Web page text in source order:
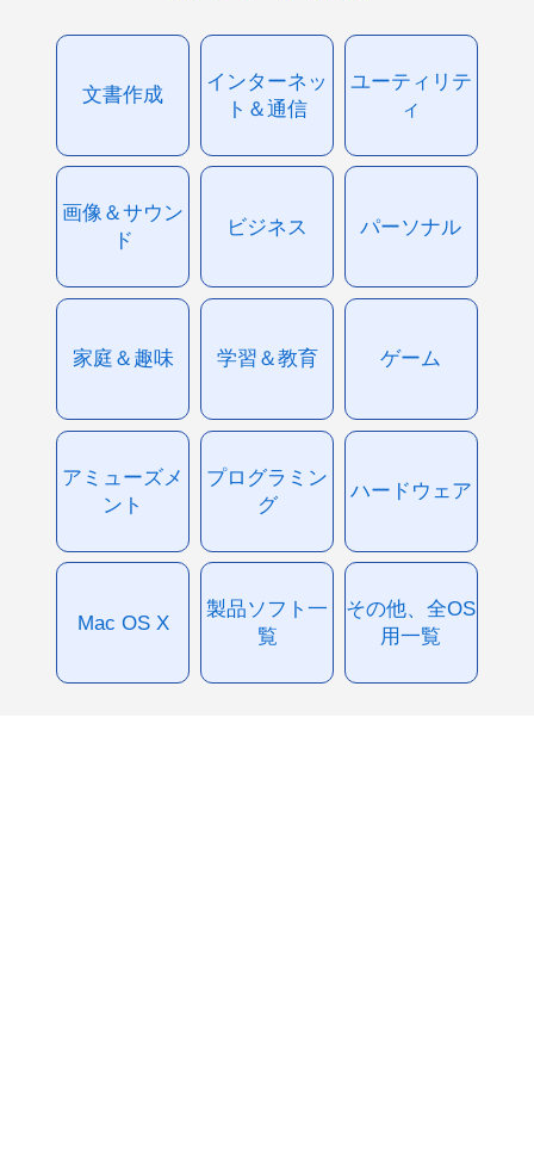
文書作成
インターネッ
ト＆通信
ユーティリテ
ィ
画像＆サウン
ド
ビジネス パーソナル
家庭＆趣味 学習＆教育 ゲーム
アミューズメ
ント
プログラミン
グ
ハードウェア
Mac OS X
製品ソフト一
覧
その他、全OS
用一覧